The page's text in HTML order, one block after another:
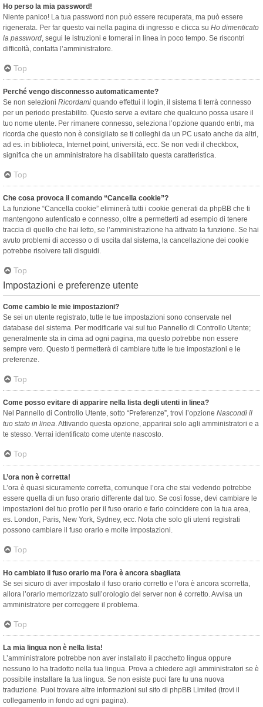
Ho perso la mia password!
Niente panico! La tua password non può essere recuperata, ma può essere
rigenerata. Per far questo vai nella pagina di ingresso e clicca su Ho dimenticato
la password, segui le istruzioni e tornerai in linea in poco tempo. Se riscontri
difficoltà, contatta l’amministratore.
Top
Perché vengo disconnesso automaticamente?
Se non selezioni Ricordami quando effettui il login, il sistema ti terrà connesso
per un periodo prestabilito. Questo serve a evitare che qualcuno possa usare il
tuo nome utente. Per rimanere connesso, seleziona l’opzione quando entri, ma
ricorda che questo non è consigliato se ti colleghi da un PC usato anche da altri,
ad es. in biblioteca, Internet point, università, ecc. Se non vedi il checkbox,
significa che un amministratore ha disabilitato questa caratteristica.
Top
Che cosa provoca il comando “Cancella cookie”?
La funzione “Cancella cookie” eliminerà tutti i cookie generati da phpBB che ti
mantengono autenticato e connesso, oltre a permetterti ad esempio di tenere
traccia di quello che hai letto, se l’amministrazione ha attivato la funzione. Se hai
avuto problemi di accesso o di uscita dal sistema, la cancellazione dei cookie
potrebbe risolvere tali disguidi.
Top
Impostazioni e preferenze utente
Come cambio le mie impostazioni?
Se sei un utente registrato, tutte le tue impostazioni sono conservate nel
database del sistema. Per modificarle vai sul tuo Pannello di Controllo Utente;
generalmente sta in cima ad ogni pagina, ma questo potrebbe non essere
sempre vero. Questo ti permetterà di cambiare tutte le tue impostazioni e le
preferenze.
Top
Come posso evitare di apparire nella lista degli utenti in linea?
Nel Pannello di Controllo Utente, sotto “Preferenze”, trovi l’opzione Nascondi il
tuo stato in linea. Attivando questa opzione, apparirai solo agli amministratori e a
te stesso. Verrai identificato come utente nascosto.
Top
L’ora non è corretta!
L’ora è quasi sicuramente corretta, comunque l’ora che stai vedendo potrebbe
essere quella di un fuso orario differente dal tuo. Se così fosse, devi cambiare le
impostazioni del tuo profilo per il fuso orario e farlo coincidere con la tua area,
es. London, Paris, New York, Sydney, ecc. Nota che solo gli utenti registrati
possono cambiare il fuso orario e molte impostazioni.
Top
Ho cambiato il fuso orario ma l’ora è ancora sbagliata
Se sei sicuro di aver impostato il fuso orario corretto e l’ora è ancora scorretta,
allora l’orario memorizzato sull’orologio del server non è corretto. Avvisa un
amministratore per correggere il problema.
Top
La mia lingua non è nella lista!
L’amministratore potrebbe non aver installato il pacchetto lingua oppure
nessuno lo ha tradotto nella tua lingua. Prova a chiedere agli amministratori se è
possibile installare la tua lingua. Se non esiste puoi fare tu una nuova
traduzione. Puoi trovare altre informazioni sul sito di phpBB Limited (trovi il
collegamento in fondo ad ogni pagina).